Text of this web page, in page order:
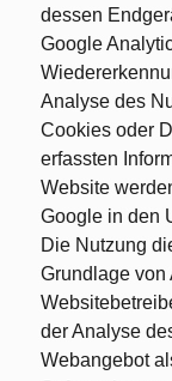
dessen
Google
Analyse des
Cookies oder
erfassten
Website
Google in den
Die Nutzung
Grundlage von
der Analyse
Webangebot